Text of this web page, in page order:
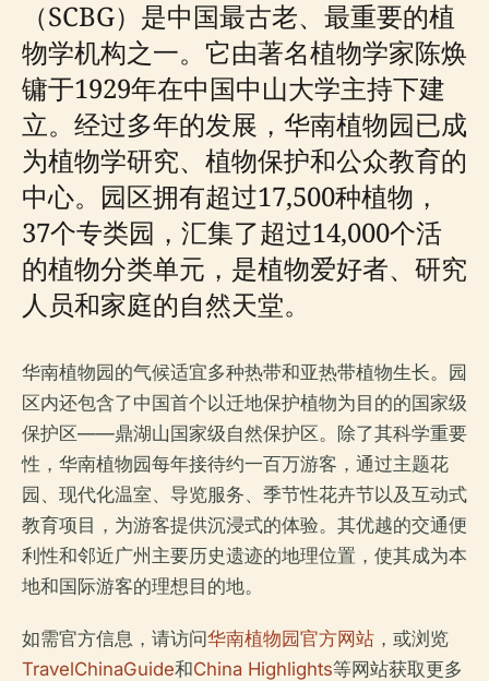
（SCBG）是中国最古老、最重要的植
物学机构之一。它由著名植物学家陈焕
镛于1929年在中国中山大学主持下建
立。经过多年的发展，华南植物园已成
为植物学研究、植物保护和公众教育的
中心。园区拥有超过17,500种植物，
37个专类园，汇集了超过14,000个活
的植物分类单元，是植物爱好者、研究
人员和家庭的自然天堂。
华南植物园的气候适宜多种热带和亚热带植物生长。园
区内还包含了中国首个以迁地保护植物为目的的国家级
保护区——鼎湖山国家级自然保护区。除了其科学重要
性，华南植物园每年接待约一百万游客，通过主题花
园、现代化温室、导览服务、季节性花卉节以及互动式
教育项目，为游客提供沉浸式的体验。其优越的交通便
利性和邻近广州主要历史遗迹的地理位置，使其成为本
地和国际游客的理想目的地。
如需官方信息，请访问华南植物园官方网站 ，或浏览
TravelChinaGuide和China Highlights等网站获取更多